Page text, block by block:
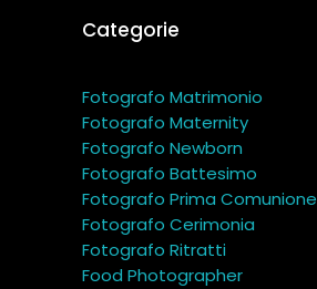
Categorie
Fotografo Matrimonio
Fotografo Maternity
Fotografo Newborn
Fotografo Battesimo
Fotografo Prima Comunione
Fotografo Cerimonia
Fotografo Ritratti
Food Photographer